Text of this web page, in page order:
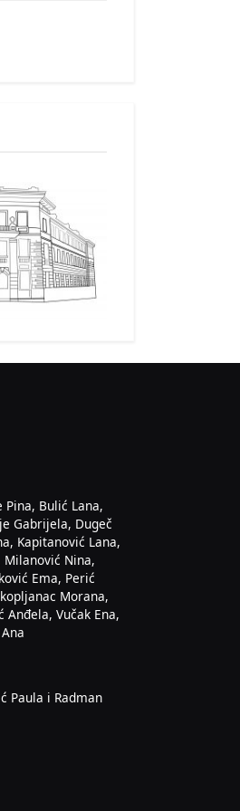
Bulić Lana,
Gabrijela, Dugeč
Kapitanović Lana,
Nina,
Ema, Perić
Morana,
Vučak Ena,
Paula i Radman